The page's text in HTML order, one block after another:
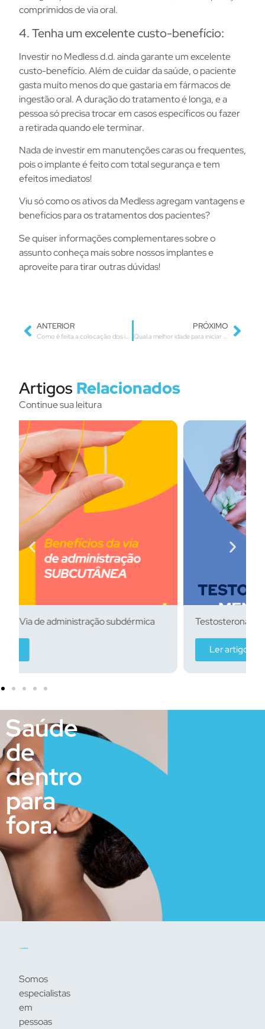
comprimidos de via oral.
4. Tenha um excelente custo-benefício:
Investir no Medless d.d. ainda garante um excelente
custo-benefício. Além de cuidar da saúde, o paciente
gasta muito menos do que gastaria em fármacos de
ingestão oral. A duração do tratamento é longa, e a
pessoa só precisa trocar em casos específicos ou fazer
a retirada quando ele terminar.
Nada de investir em manutenções caras ou frequentes,
pois o implante é feito com total segurança e tem
efeitos imediatos!
Viu só como os ativos da Medless agregam vantagens e
benefícios para os tratamentos dos pacientes?
Se quiser informações complementares sobre o
assunto conheça mais sobre nossos implantes e
aproveite para tirar outras dúvidas!
ANTERIOR
Como é feita a colocação dos implantes hormonais?
PRÓXIMO
Qual a melhor idade para iniciar a reposição hormonal?
Artigos Relacionados
Continue sua leitura
Testosterona na Menopausa
Saúde
de
dentro
para
fora.
Somos
especialistas
em
pessoas